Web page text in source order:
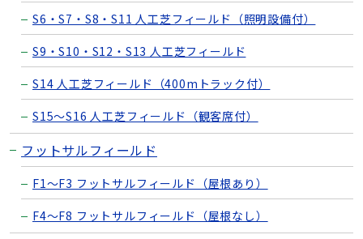
S6・S7・S8・S11 人工芝フィールド（照明設備付）
S9・S10・S12・S13 人工芝フィールド
S14 人工芝フィールド（400mトラック付）
S15〜S16 人工芝フィールド（観客席付）
フットサルフィールド
F1〜F3 フットサルフィールド（屋根あり）
F4〜F8 フットサルフィールド（屋根なし）